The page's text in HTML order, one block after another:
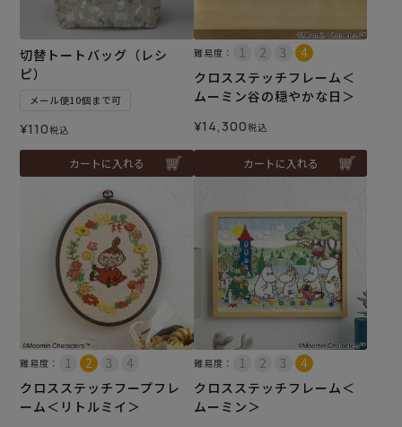
切替トートバッグ（レシ
ピ）
メール便10個まで可
¥110税込
カートに入れる
難易度：
クロスステッチフレーム＜
ムーミン谷の穏やかな日＞
¥14,300税込
カートに入れる
難易度：
クロスステッチフープフレ
ーム＜リトルミイ＞
難易度：
クロスステッチフレーム＜
ムーミン＞